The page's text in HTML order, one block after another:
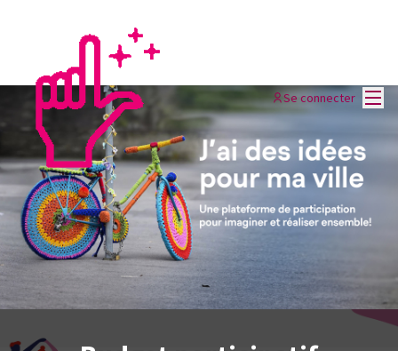
Se connecter